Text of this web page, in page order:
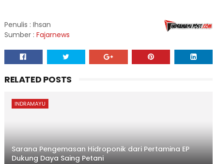
Penulis : Ihsan
Sumber : Fajarnews
RELATED POSTS
INDRAMAYU
Sarana Pengemasan Hidroponik dari Pertamina EP
Dukung Daya Saing Petani